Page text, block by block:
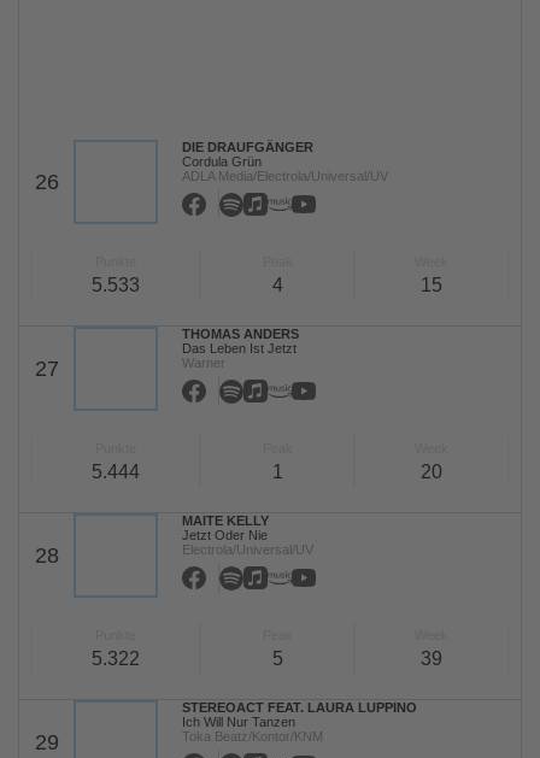
26
DIE DRAUFGÄNGER
Cordula Grün
ADLA Media/Electrola/Universal/UV
5.533 4 15
27
THOMAS ANDERS
Das Leben Ist Jetzt
Warner
5.444 1 20
28
MAITE KELLY
Jetzt Oder Nie
Electrola/Universal/UV
5.322 5 39
29
STEREOACT FEAT. LAURA LUPPINO
Ich Will Nur Tanzen
Toka Beatz/Kontor/KNM